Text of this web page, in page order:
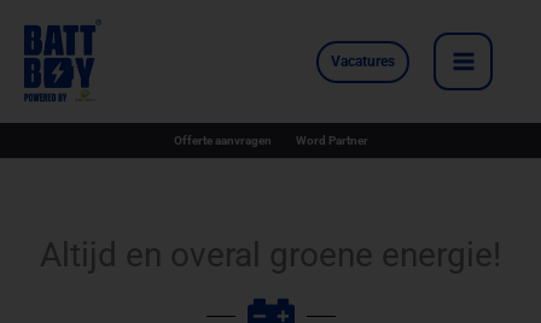
naar
Vacatures
Offerte aanvragen Word Partner
Altijd en overal groene energie!